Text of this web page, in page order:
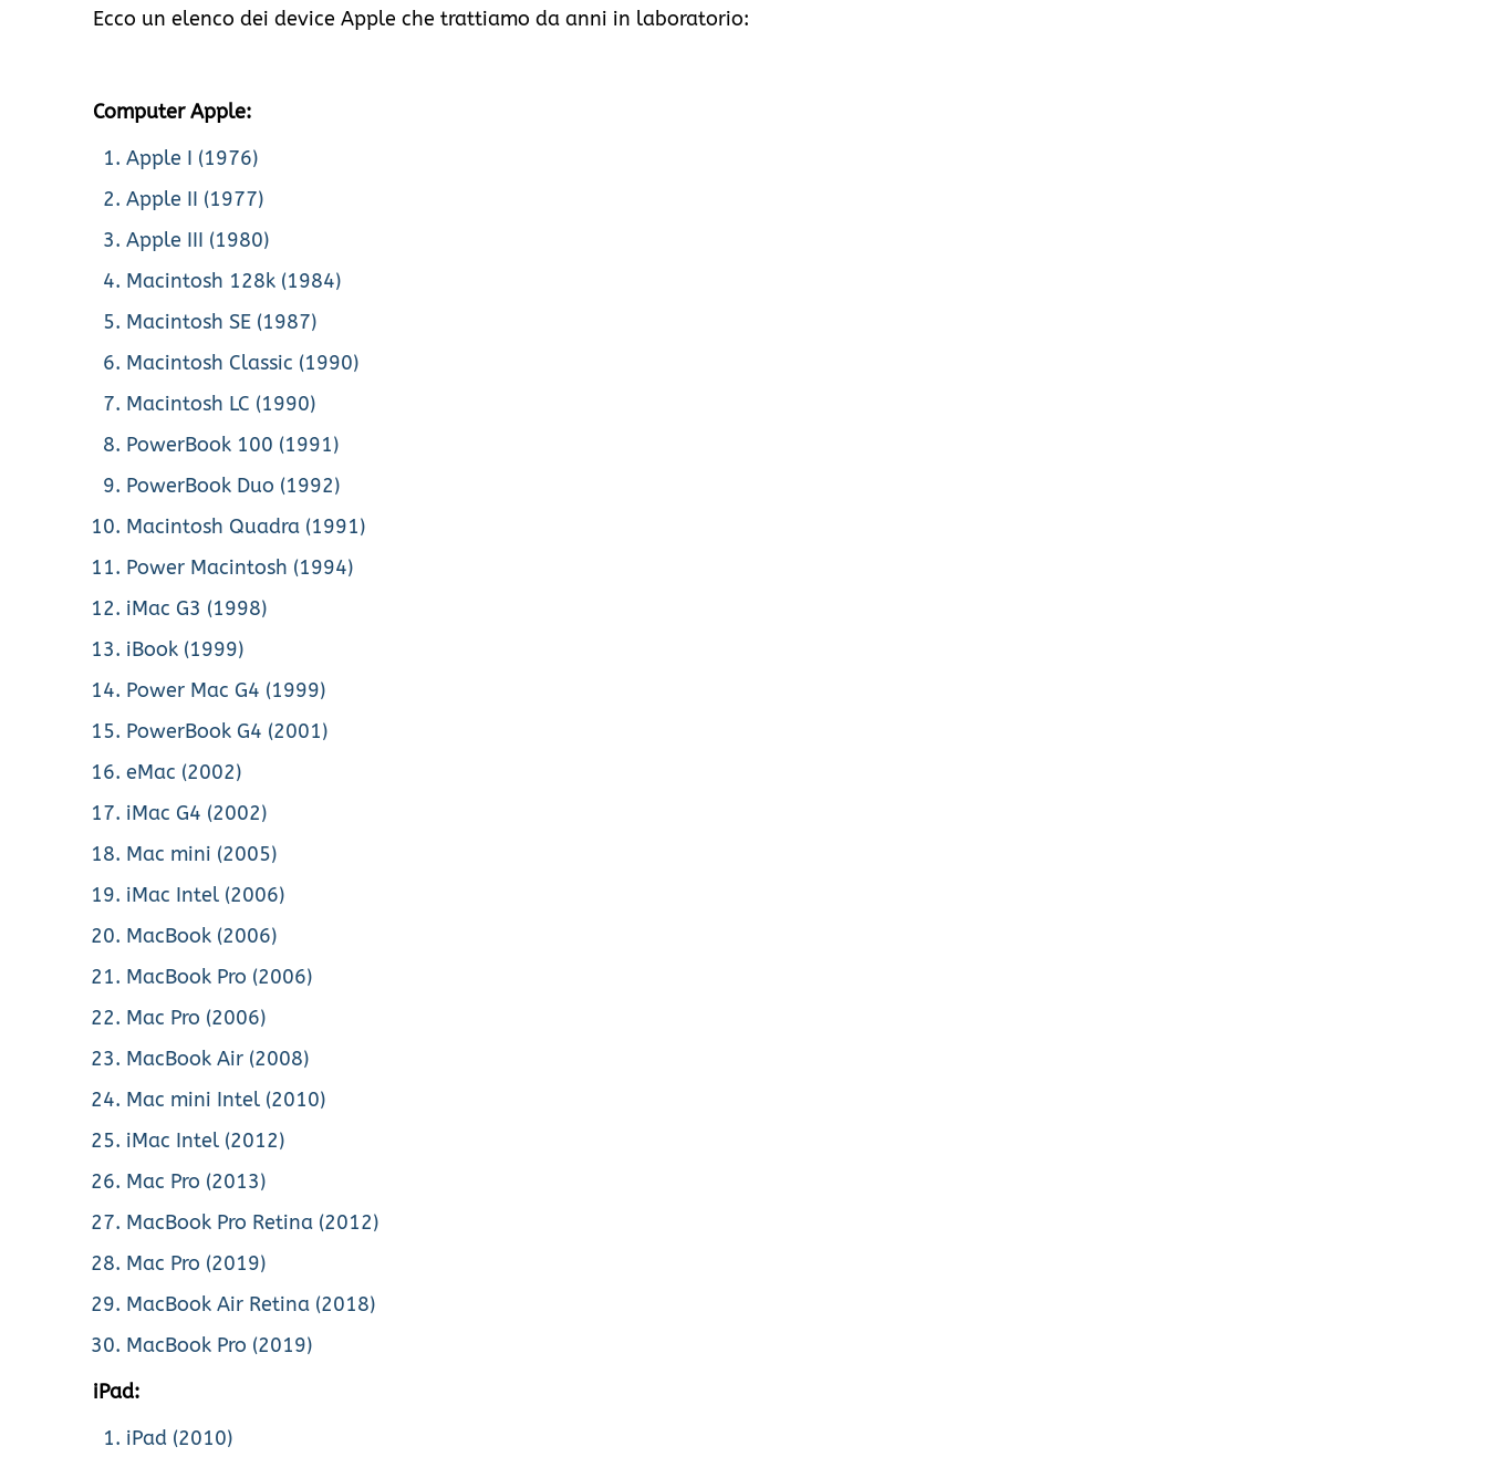
Ecco un elenco dei device Apple che trattiamo da anni in laboratorio:
Computer Apple:
Apple I (1976)
Apple II (1977)
Apple III (1980)
Macintosh 128k (1984)
Macintosh SE (1987)
Macintosh Classic (1990)
Macintosh LC (1990)
PowerBook 100 (1991)
PowerBook Duo (1992)
Macintosh Quadra (1991)
Power Macintosh (1994)
iMac G3 (1998)
iBook (1999)
Power Mac G4 (1999)
PowerBook G4 (2001)
eMac (2002)
iMac G4 (2002)
Mac mini (2005)
iMac Intel (2006)
MacBook (2006)
MacBook Pro (2006)
Mac Pro (2006)
MacBook Air (2008)
Mac mini Intel (2010)
iMac Intel (2012)
Mac Pro (2013)
MacBook Pro Retina (2012)
Mac Pro (2019)
MacBook Air Retina (2018)
MacBook Pro (2019)
iPad:
iPad (2010)